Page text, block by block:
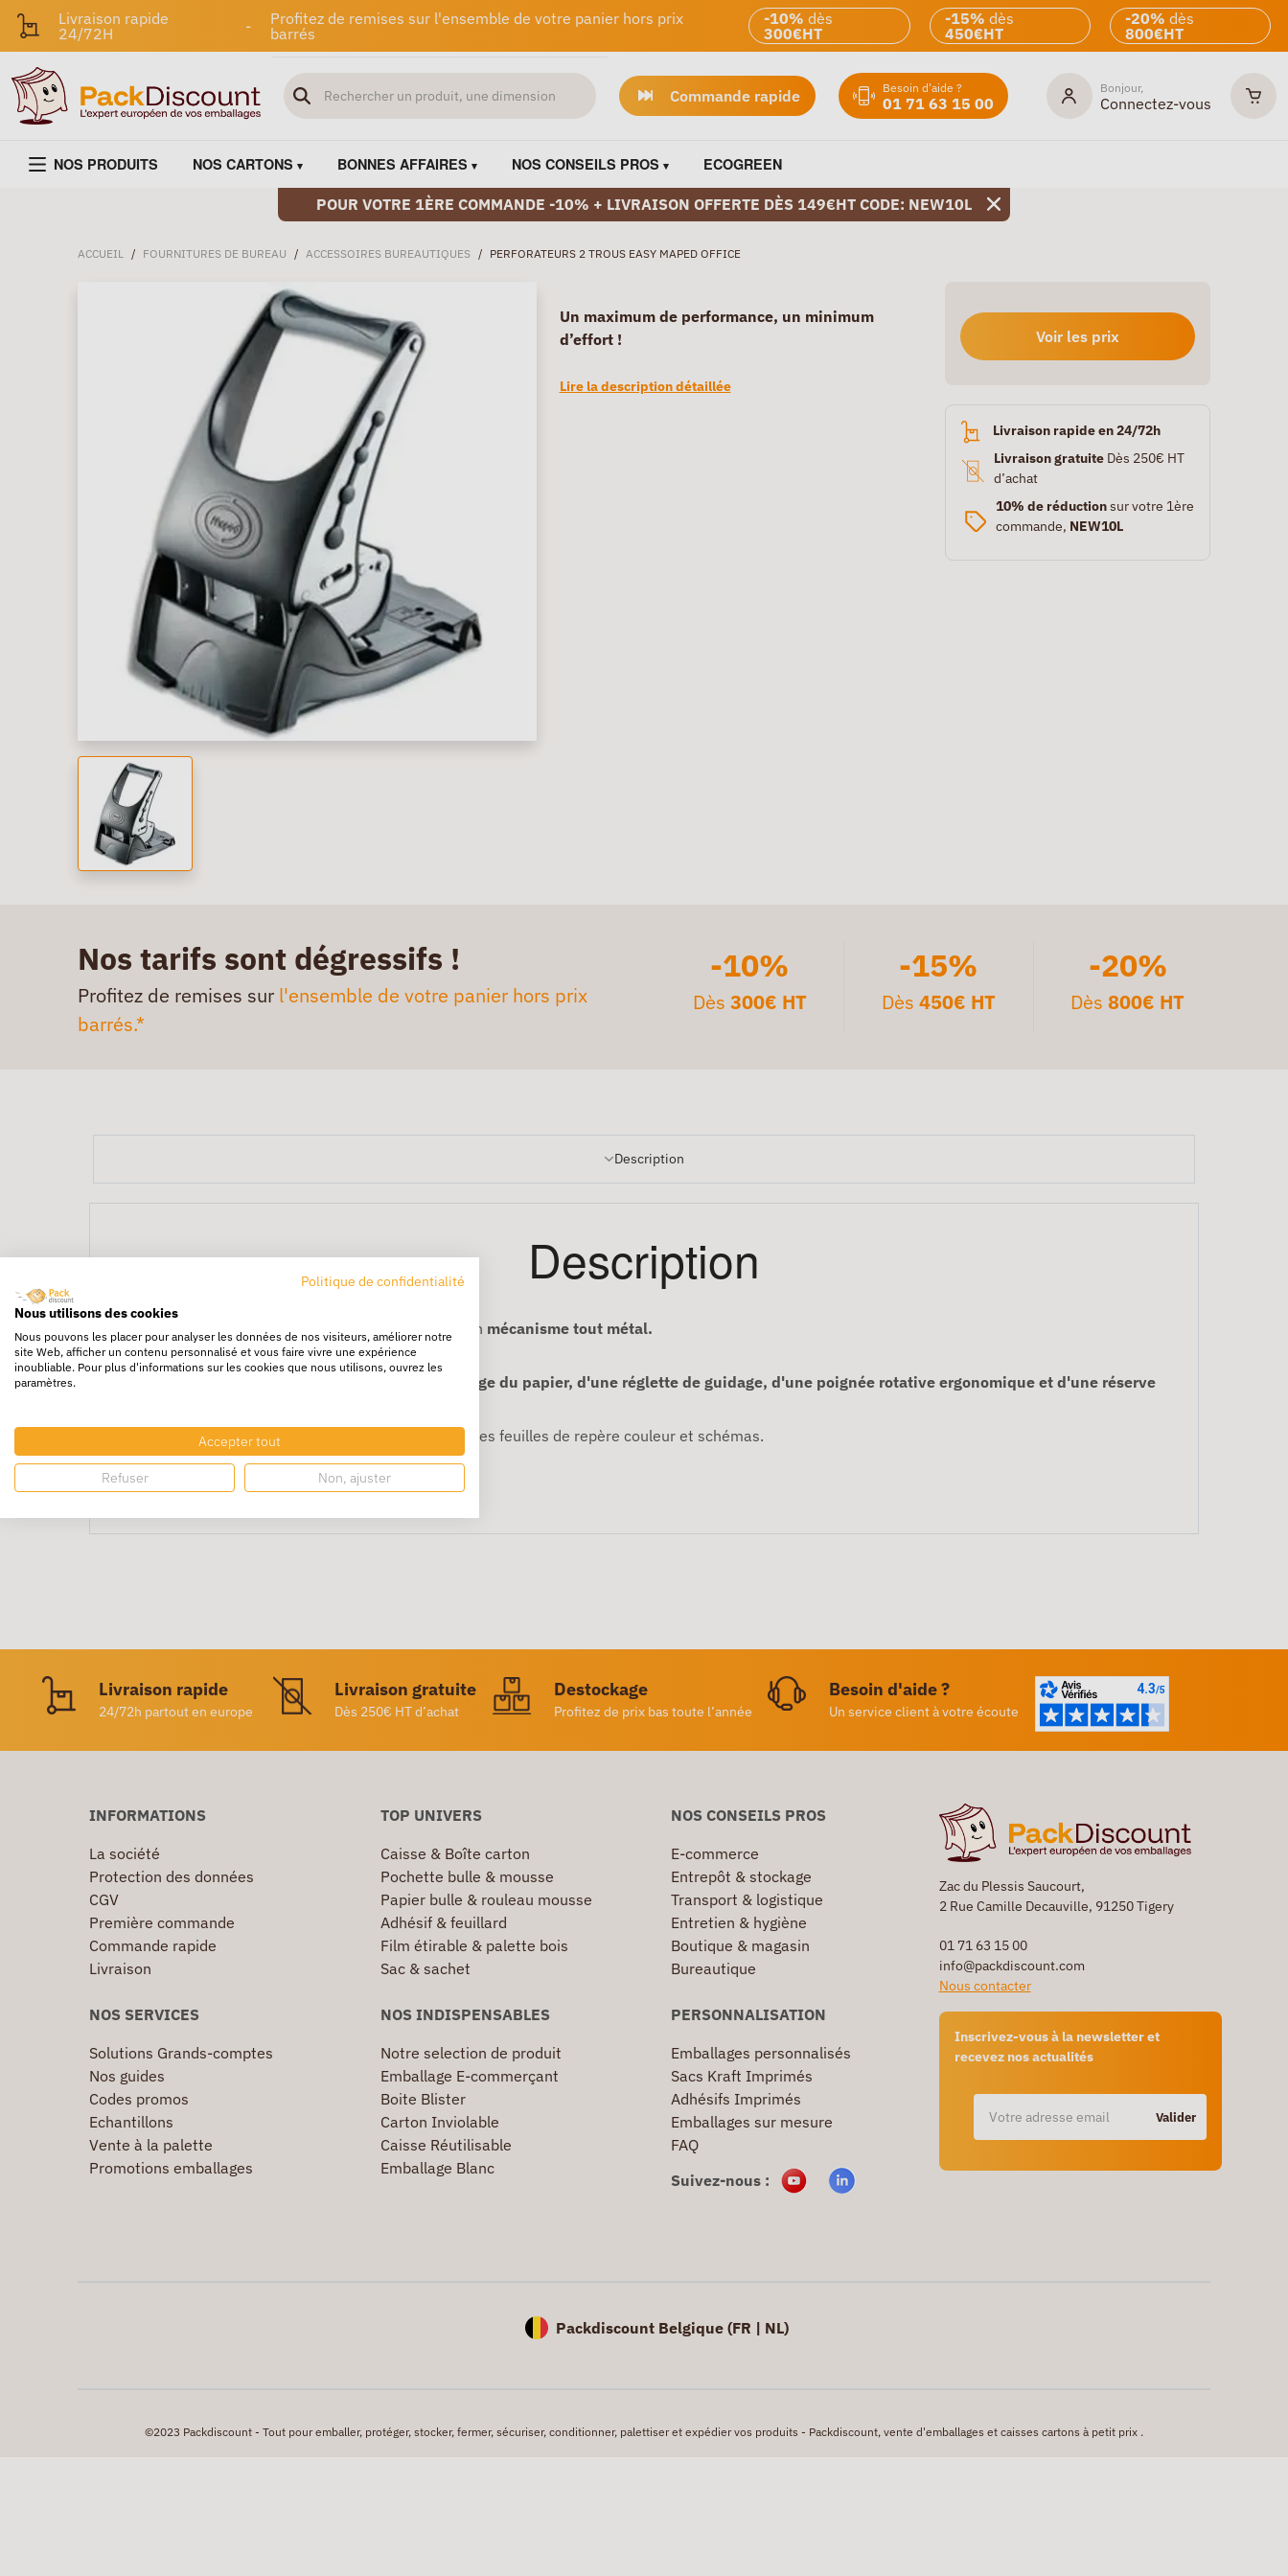
Livraison rapide
24/72H
-
Profitez de remises sur l'ensemble de votre panier hors prix
barrés
-10% dès
300€HT
-15% dès
450€HT
-20% dès
800€HT
Commande rapide Besoin d'aide ?
01 71 63 15 00
Bonjour,
Connectez-vous
NOS PRODUITS NOS CARTONS BONNES AFFAIRES NOS CONSEILS PROS ECOGREEN
POUR VOTRE 1ÈRE COMMANDE -10% + LIVRAISON OFFERTE DÈS 149€HT CODE: NEW10L
ACCUEIL / FOURNITURES DE BUREAU / ACCESSOIRES BUREAUTIQUES / PERFORATEURS 2 TROUS EASY MAPED OFFICE
Un maximum de performance, un minimum
d’effort !
Lire la description détaillée
Voir les prix
Livraison rapide en 24/72h
Livraison gratuiteDès 250€ HT
d’achat
10% de réductionsur votre 1ère
commande, NEW10L
Nos tarifs sont dégressifs !
Profitez de remises sur l'ensemble de votre panier hors prix
barrés.*
-10%
Dès 300€ HT
-15%
Dès 450€ HT
-20%
Dès800€ HT
Description
Description
perforateurs 2 trous Easy MAPED OFFICE est un mécanisme tout métal.
La réduction de l’ effort est diminué de 50 %.
système antiblocage du papier, d'une réglette de guidage, d'une poignée rotative ergonomique et d'une réserve
Le centrage se fait simplement et précisement par les feuilles de repère couleur et schémas.
L'écartement est de8 cm.
Disponbible en noir.
Livraison rapide
24/72h partout en europe
Livraison gratuite
Dès 250€ HT d’achat
Destockage
Profitez de prix bas toute l’année
Besoin d'aide ?
Un service client à votre écoute
Zac du Plessis Saucourt,
2 Rue Camille Decauville, 91250 Tigery
01 71 63 15 00
info@packdiscount.com
Nous contacter
Inscrivez-vous à la newsletter et
recevez nos actualités
Valider
INFORMATIONS
La société
Protection des données
CGV
Première commande
Commande rapide
Livraison
TOP UNIVERS
Caisse & Boîte carton
Pochette bulle & mousse
Papier bulle & rouleau mousse
Adhésif & feuillard
Film étirable & palette bois
Sac & sachet
NOS CONSEILS PROS
E-commerce
Entrepôt & stockage
Transport & logistique
Entretien & hygiène
Boutique & magasin
Bureautique
NOS SERVICES
Solutions Grands-comptes
Nos guides
Codes promos
Echantillons
Vente à la palette
Promotions emballages
NOS INDISPENSABLES
Notre selection de produit
Emballage E-commerçant
Boite Blister
Carton Inviolable
Caisse Réutilisable
Emballage Blanc
PERSONNALISATION
Emballages personnalisés
Sacs Kraft Imprimés
Adhésifs Imprimés
Emballages sur mesure
FAQ
Suivez-nous :
Packdiscount Belgique (FR | NL)
©2023 Packdiscount - Tout pour emballer, protéger, stocker, fermer, sécuriser, conditionner, palettiser et expédier vos produits - Packdiscount, vente d'emballages et caisses cartons à petit prix .
Politique de confidentialité
Nous utilisons des cookies
Nous pouvons les placer pour analyser les données de nos visiteurs, améliorer notre
site Web, afficher un contenu personnalisé et vous faire vivre une expérience
inoubliable. Pour plus d'informations sur les cookies que nous utilisons, ouvrez les
paramètres.
Accepter tout
Refuser Non, ajuster